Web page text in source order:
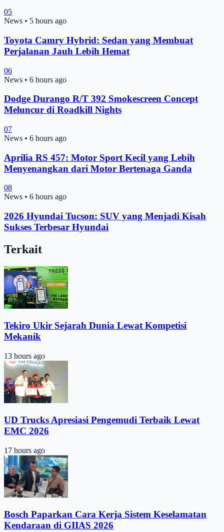
05
News • 5 hours ago
Toyota Camry Hybrid: Sedan yang Membuat
Perjalanan Jauh Lebih Hemat
06
News • 6 hours ago
Dodge Durango R/T 392 Smokescreen Concept
Meluncur di Roadkill Nights
07
News • 6 hours ago
Aprilia RS 457: Motor Sport Kecil yang Lebih
Menyenangkan dari Motor Bertenaga Ganda
08
News • 6 hours ago
2026 Hyundai Tucson: SUV yang Menjadi Kisah
Sukses Terbesar Hyundai
Terkait
Tekiro Ukir Sejarah Dunia Lewat Kompetisi
Mekanik
13 hours ago
UD Trucks Apresiasi Pengemudi Terbaik Lewat
EMC 2026
17 hours ago
Bosch Paparkan Cara Kerja Sistem Keselamatan
Kendaraan di GIIAS 2026